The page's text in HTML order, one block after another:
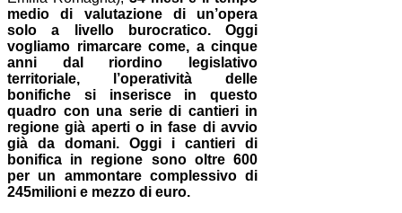
medio di valutazione di un’opera
solo a livello burocratico. Oggi
vogliamo rimarcare come, a cinque
anni dal riordino legislativo
territoriale, l’operatività delle
bonifiche si inserisce in questo
quadro con una serie di cantieri in
regione già aperti o in fase di avvio
già da domani. Oggi i cantieri di
bonifica in regione sono oltre 600
per un ammontare complessivo di
245milioni e mezzo di euro.